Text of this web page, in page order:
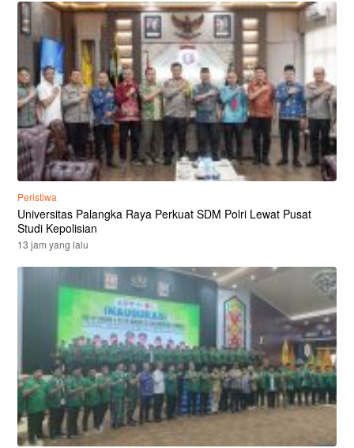
Peristiwa
Universitas Palangka Raya Perkuat SDM Polri Lewat Pusat
Studi Kepolisian
13 jam yang lalu